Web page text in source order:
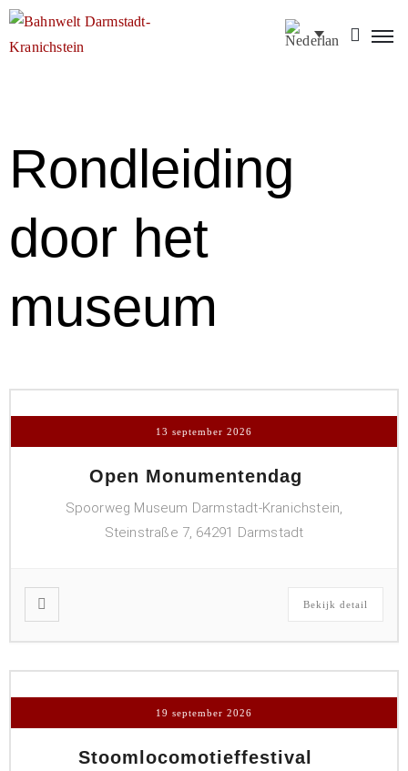
Rondleiding
door het
museum
13 september 2026
Open Monumentendag
Spoorweg Museum Darmstadt-Kranichstein,
Steinstraße 7, 64291 Darmstadt
Bekijk detail
19 september 2026
Stoomlocomotieffestival
Voorwaarden
Gender